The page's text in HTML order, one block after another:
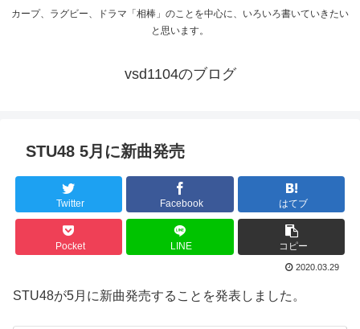
カープ、ラグビー、ドラマ「相棒」のことを中心に、いろいろ書いていきたい
と思います。
vsd1104のブログ
STU48 5月に新曲発売
Twitter Facebook はてブ
Pocket LINE コピー
2020.03.29
STU48が5月に新曲発売することを発表しました。